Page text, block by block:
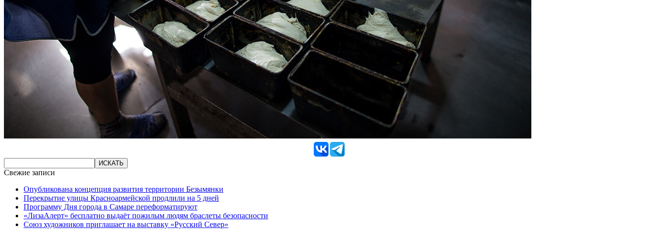
Свежие записи
Опубликована концепция развития территории Безымянки
Перекрытие улицы Красноармейской продлили на 5 дней
Программу Дня города в Самаре переформатируют
«ЛизаАлерт» бесплатно выдаёт пожилым людям браслеты безопасности
Союз художников приглашает на выставку «Русский Север»